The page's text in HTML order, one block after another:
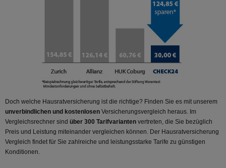
Doch welche Hausratversicherung ist die richtige? Finden Sie es mit unserem
unverbindlichen und kostenlosen Versicherungsvergleich heraus. Im
Vergleichsrechner sind über 300 Tarifvarianten vertreten, die Sie bezüglich
Preis und Leistung miteinander vergleichen können. Der Hausratversicherung
Vergleich findet für Sie zahlreiche und leistungsstarke Tarife zu günstigen
Konditionen.